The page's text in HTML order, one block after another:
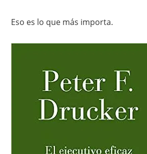
Eso es lo que más importa.